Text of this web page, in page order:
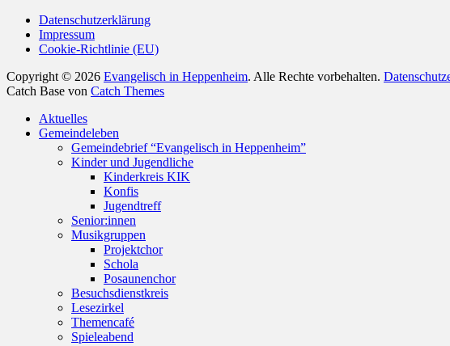
Datenschutzerklärung
Impressum
Cookie-Richtlinie (EU)
Copyright © 2026 Evangelisch in Heppenheim. Alle Rechte vorbehalten.
Catch Base von Catch Themes
oben
scrollen
Aktuelles
Gemeindeleben
Gemeindebrief “Evangelisch in Heppenheim”
Kinder und Jugendliche
Kinderkreis KIK
Konfis
Jugendtreff
Senior:innen
Musikgruppen
Projektchor
Schola
Posaunenchor
Besuchsdienstkreis
Lesezirkel
Themencafé
Spieleabend